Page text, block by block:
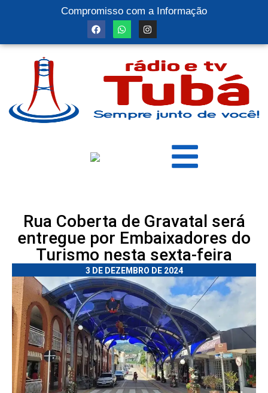
Compromisso com a Informação
Rua Coberta de Gravatal será
entregue por Embaixadores do
Turismo nesta sexta-feira
3 DE DEZEMBRO DE 2024